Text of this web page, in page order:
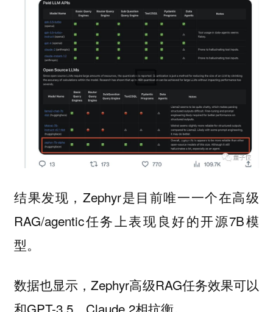
结果发现，Zephyr是目前唯一一个在高级
RAG/agentic任务上表现良好的开源7B模
型。
数据也显示，Zephyr高级RAG任务效果可以